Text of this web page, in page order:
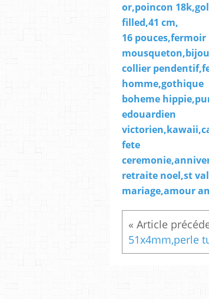
or,poincon
filled,41 cm,
16 pouces,fermoir
mousqueton,bijou
collier
homme,gothique
boheme
edouardien
fete
retraite noel,st
mariage,amour